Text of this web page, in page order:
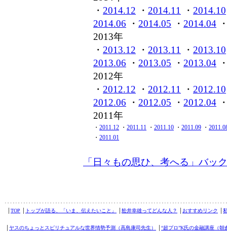
・ 2014.12 ・ 2014.11 ・ 2014.10
2014.06 ・ 2014.05 ・ 2014.04
2013年
・ 2013.12 ・ 2013.11 ・ 2013.10
2013.06 ・ 2013.05 ・ 2013.04
2012年
・ 2012.12 ・ 2012.11 ・ 2012.10
2012.06 ・ 2012.05 ・ 2012.04
2011年
・ 2011.12 ・ 2011.11 ・ 2011.10 ・ 2011.09 ・
・ 2011.01
「日々もの思ひ、考へる」バッ
TOP トップが語る、「いま、伝えたいこと」 舩井幸雄ってどんな人？ おすすめリンク
ヤスのちょっとスピリチュアルな世界情勢予測（高島康司先生）
“超プロ”K氏の金融講座（朝